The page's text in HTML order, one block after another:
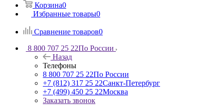
Корзина0
Избранные товары0
Сравнение товаров0
8 800 707 25 22По России
Назад
Телефоны
8 800 707 25 22По России
+7 (812) 317 25 22Санкт-Петербург
+7 (499) 450 25 22Москва
Заказать звонок